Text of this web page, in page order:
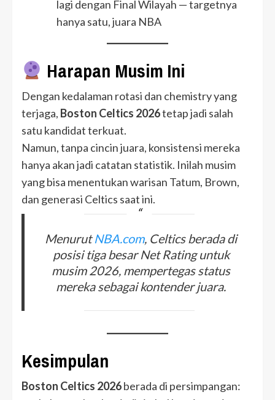
lagi dengan Final Wilayah — targetnya
hanya satu, juara NBA
Harapan Musim Ini
Dengan kedalaman rotasi dan chemistry yang
terjaga, Boston Celtics 2026tetap jadi salah
satu kandidat terkuat.
Namun, tanpa cincin juara, konsistensi mereka
hanya akan jadi catatan statistik. Inilah musim
yang bisa menentukan warisan Tatum, Brown,
dan generasi Celtics saat ini.
MenurutNBA.com, Celtics berada di
posisi tiga besar Net Rating untuk
musim 2026, mempertegas status
mereka sebagai kontender juara.
Kesimpulan
Boston Celtics 2026berada di persimpangan: